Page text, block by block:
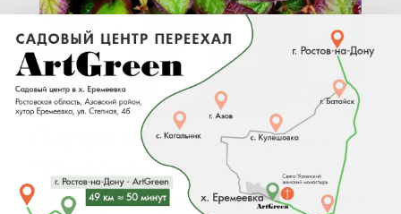
Парротия персидская
"Персиан Спаер"
(Parrotia persica "Persian